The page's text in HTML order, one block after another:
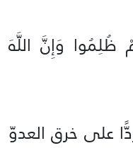
ظُلِمُوا وَإِنَّ اللَّهَ
على خرق العدوّ